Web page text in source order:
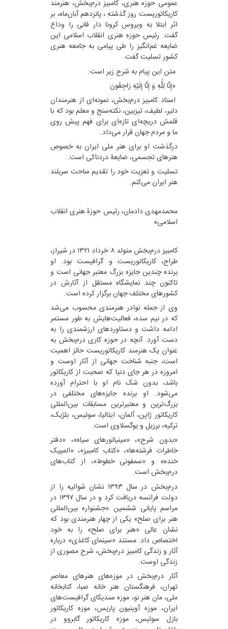
عمومی حوزه هنری، کامبیز درم‌بخش، هنرمند
کاریکاتوریست روز گذشته ، پانزدهم آبان‌ماه، بر
اثر ابتلا به ویروس کرونا دار فانی را وداع
گفت. رئیس حوزه هنری انقلاب اسلامی این
ضایعه غم‌انگیز را طی پیامی به جامعه هنری
کشور تسلیت گفت.
متن این پیام به شرح زیر است:
«إِنَّا لِلَّٰهِ وَ إِنَّا إِلَيْهِ رَاجِعُونَ
استاد کامبیز درم‌بخش، نمونه‌ای از هنرمندان
دلیر، لطیف، تیزبین، نکته‌سنج و معلم بود که با
قلمش دریچه‌ای تازه‌ای برای فهم پیش روی
ما و مردم جهان قرار می‌داد.
درگذشت او برای هنر ملی ایران به خصوص
هنرهای تجسمی، ضایعۀ دردناکی است.
تسلیت و تعزیت خود را تقدیم ساحت سربلند
هنر ایران می‌کنم.
محمدمهدی دادمان، رئیس حوزۀ هنری انقلاب
اسلامی»
کامبیز درم‌بخش متولد ۸ خرداد ۱۳۲۱ در شیراز،
طراح، کاریکاتوریست و گرافیست بود. او
برنده چندین جایزه بزرگ معتبر جهانی است و
تاکنون چند نمایشگاه مستقل از آثارش در
کشورهای مختلف جهان برگزار کرده است.
وی از جمله نوادر هنرمندی محسوب می‌شد
که در نیم سده، فعالیت‌هایش به طور مستمر
ادامه داشت و دستاوردهای ارزشمندی را به
دست آورد. آنچه در حوزه کاری درم‌بخش به
عنوان یک هنرمند کاریکاتوریست حائز اهمیت
است، جنبه شناخت جهانی از آثار اوست و
امروزه در هر جای دنیا که صحبت از کاریکاتور
باشد، بدون شک نام او با احترام آورده
می‌شود. او برنده جایزه‌های مختلفی در
بزرگ‌ترین و معتبرترین مسابقات بین‌المللی
کاریکاتور ژاپن، آلمان، ایتالیا، سوئیس، بلژیک،
ترکیه، برزیل و یوگسلاوی است.
«بدون شرح»، «مینیاتورهای سیاه»، «دفتر
خاطرات فرشته‌ها»، «کتاب کامبیز»، «المپیک
خنده» و «سمفونی خطوط»، از کتاب‌های
درم‌بخش است.
درم‌بخش در سال ۱۳۹۳ نشان شوالیه را از
دولت فرانسه دریافت کرد و در سال ۱۳۹۷ در
مراسم پایانی ششمین «جشنواره بین‌المللی
هنر برای صلح» یکی از چهار هنرمندی بود که
نشان عالی «هنر برای صلح» را به خود
اختصاص داد. مستند «سینمای کاغذی» درباره
آثار و زندگی کامبیز درم‌بخش، شرح مصوری از
زندگی اوست.
آثار درم‌بخش در موزه‌های هنرهای معاصر
تهران، فرهنگستان هنر خانه صبا، کتابخانه
ملی، مان هنر نو، موزه سندیکای گرافیست‌های
ایران، موزه آوینیون پاریس، موزه کاریکاتور
بازل سوئیس، موزه کاریکاتور گابروو در